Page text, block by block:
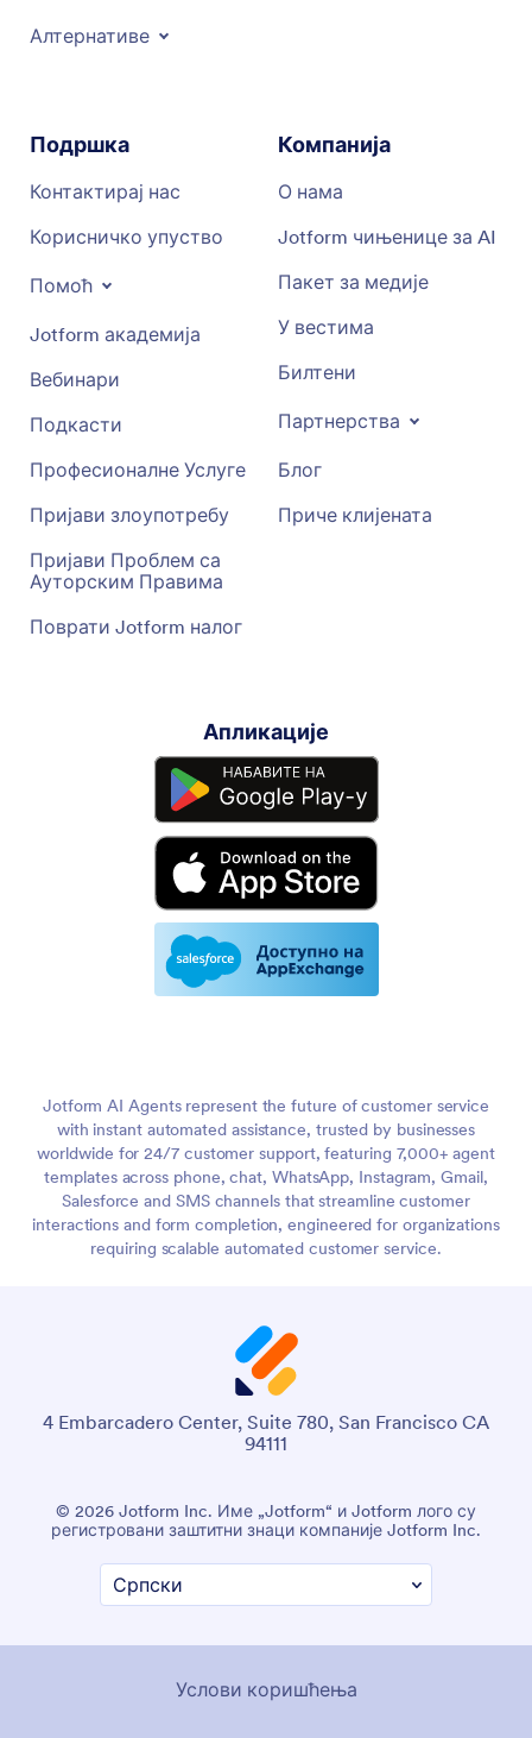
Алтернативе
Подршка
Контактирај нас
Корисничко упуство
Помоћ
Jotform академија
Вебинари
Подкасти
Професионалне Услуге
Пријави злоупотребу
Пријави Проблем са
Ауторским Правима
Поврати Jotform налог
Компанија
О нама
Jotform чињенице за AI
Пакет за медије
У вестима
Билтени
Партнерства
Блог
Приче клијената
Апликације
Jotform AI Agents represent the future of customer service
with instant automated assistance, trusted by businesses
worldwide for 24/7 customer support, featuring 7,000+ agent
templates across phone, chat, WhatsApp, Instagram, Gmail,
Salesforce and SMS channels that streamline customer
interactions and form completion, engineered for organizations
requiring scalable automated customer service.
4 Embarcadero Center, Suite 780, San Francisco CA
94111
© 2026 Jotform Inc. Име „Jotform“ и Jotform лого су
регистровани заштитни знаци компаније Jotform Inc.
Услови коришћења